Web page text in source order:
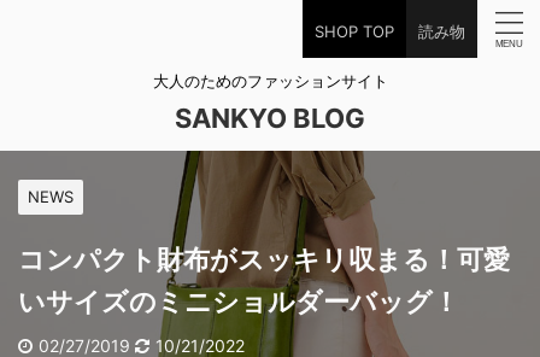
SHOP TOP 読み物
大人のためのファッションサイト
SANKYO BLOG
NEWS
コンパクト財布がスッキリ収まる！可愛
いサイズのミニショルダーバッグ！
02/27/2019 10/21/2022